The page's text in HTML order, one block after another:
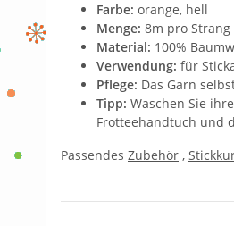
Farbe: orange, hell
Menge: 8m pro Strang
Material: 100%
Verwendung: für
Pflege: Das Garn
Tipp: Waschen Sie
Frotteehandtuch und
Passendes Zubehör ,